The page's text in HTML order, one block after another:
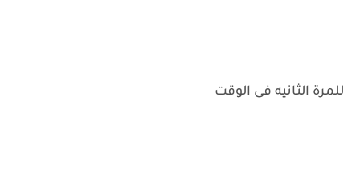
للمرة الثانيه فى الوقت